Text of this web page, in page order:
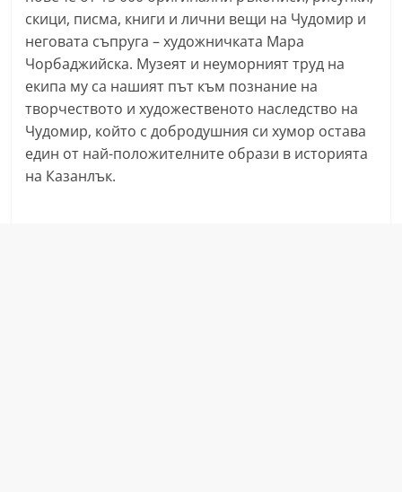
k
a
z
a
n
l
a
k
скици, писма, книги и лични вещи на Чудомир и
неговата съпруга – художничката Мара
Чорбаджийска. Музеят и неуморният труд на
екипа му са нашият път към познание на
творчеството и художественото наследство на
Чудомир, който с добродушния си хумор остава
един от най-положителните образи в историята
на Казанлък.